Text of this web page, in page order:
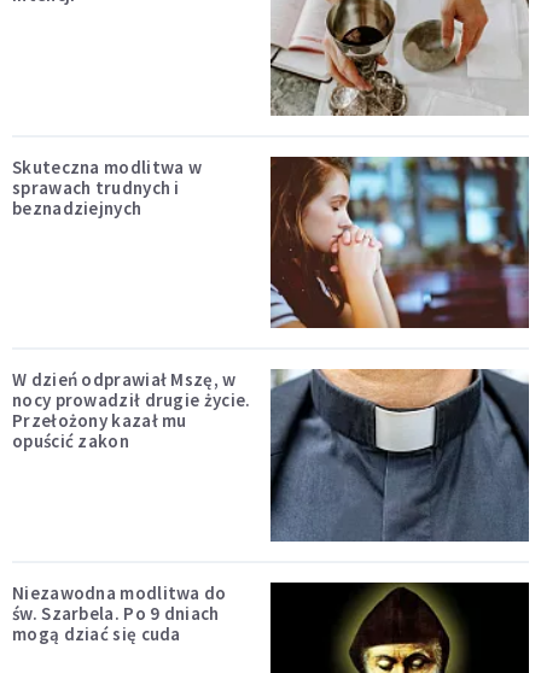
Skuteczna modlitwa w
sprawach trudnych i
beznadziejnych
W dzień odprawiał Mszę, w
nocy prowadził drugie życie.
Przełożony kazał mu
opuścić zakon
Niezawodna modlitwa do
św. Szarbela. Po 9 dniach
mogą dziać się cuda